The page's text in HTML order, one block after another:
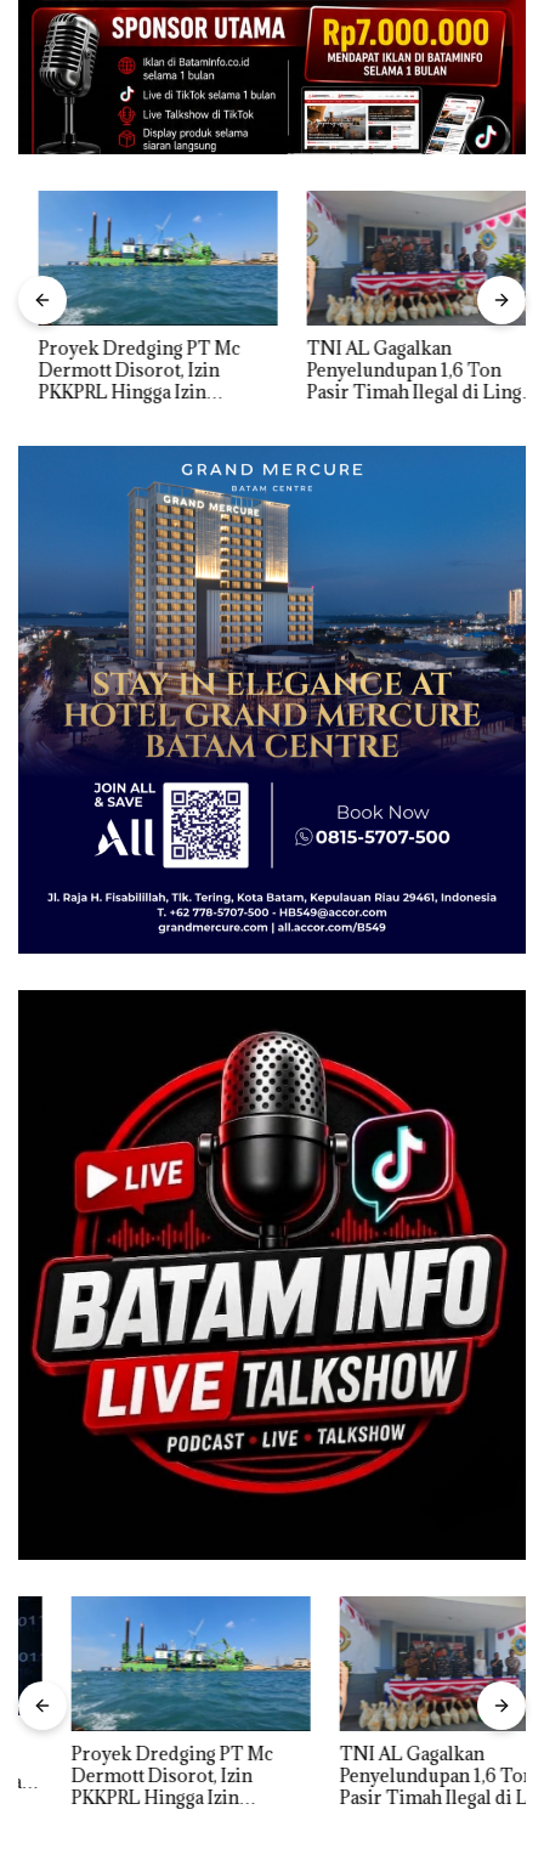
Proyek Dredging PT Mc
Dermott Disorot, Izin
PKKPRL Hingga Izin
TNI AL Gagalkan
Penyelundupan 1,6 Ton
Pasir Timah Ilegal di Lingga,
Diselundupkan ke Malaysia
Proyek Dredging PT Mc
Dermott Disorot, Izin
PKKPRL Hingga Izin
TNI AL Gagalkan
Penyelundupan 1,6 Ton
Pasir Timah Ilegal di Lingga,